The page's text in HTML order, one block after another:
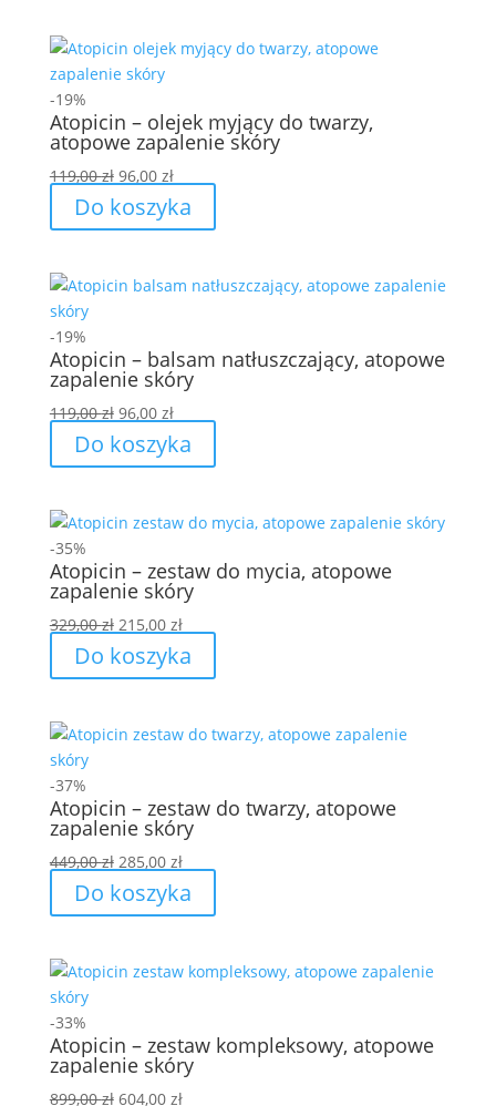
-19%
Atopicin – olejek myjący do twarzy,
atopowe zapalenie skóry
119,00zł Pierwotna
cena
wynosiła:
96,00 złAktualna
cena
wynosi:
Do koszyka
-19%
Atopicin – balsam natłuszczający, atopowe
zapalenie skóry
119,00zł Pierwotna
cena
wynosiła:
96,00 złAktualna
cena
wynosi:
Do koszyka
-35%
Atopicin – zestaw do mycia, atopowe
zapalenie skóry
329,00zł Pierwotna
cena
wynosiła:
215,00 złAktualna
cena
wynosi:
Do koszyka
-37%
Atopicin – zestaw do twarzy, atopowe
zapalenie skóry
449,00zł Pierwotna
cena
wynosiła:
285,00 złAktualna
cena
wynosi:
Do koszyka
-33%
Atopicin – zestaw kompleksowy, atopowe
zapalenie skóry
899,00zł Pierwotna
604,00 złAktualna